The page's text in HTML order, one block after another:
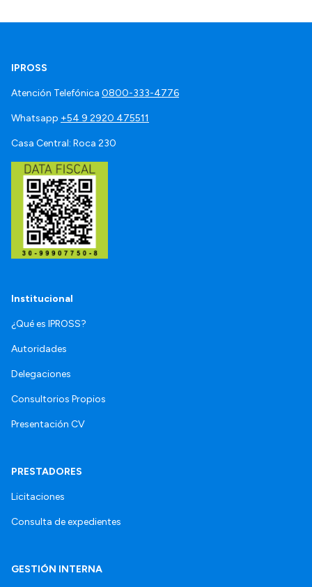
IPROSS
Atención Telefónica 0800-333-4776
Whatsapp +54 9 2920 475511
Casa Central: Roca 230
Institucional
¿Qué es IPROSS?
Autoridades
Delegaciones
Consultorios Propios
Presentación CV
PRESTADORES
Licitaciones
Consulta de expedientes
GESTIÓN INTERNA